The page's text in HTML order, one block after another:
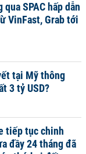
SPAC hấp dẫn
VinFast, Grab tới
tại Mỹ thông
3 tỷ USD?
tiếp tục chinh
đầy 24 tháng đã